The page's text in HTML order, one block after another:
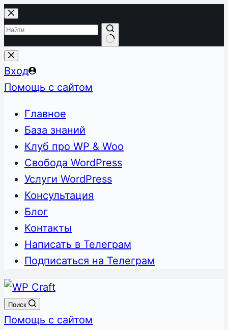
Перейти
к
сути
Ничего
не
найдено
Вход
Помощь с сайтом
Главное
База знаний
Клуб про WP & Woo
Свобода WordPress
Услуги WordPress
Консультация
Блог
Контакты
Написать в Телеграм
Подписаться на Телеграм
Поиск
Помощь с сайтом